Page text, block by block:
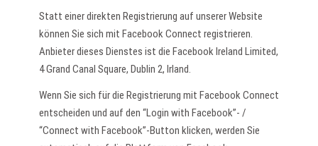
Statt einer direkten Registrierung auf unserer Website
können Sie sich mit Facebook Connect registrieren.
Anbieter dieses Dienstes ist die Facebook Ireland Limited,
4 Grand Canal Square, Dublin 2, Irland.
Wenn Sie sich für die Registrierung mit Facebook Connect
entscheiden und auf den “Login with Facebook”- /
“Connect with Facebook”-Button klicken, werden Sie